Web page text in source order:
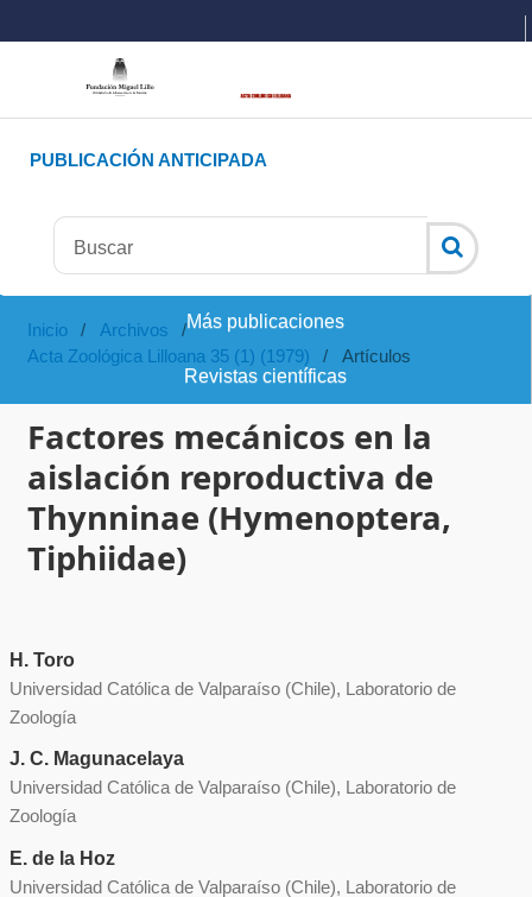
Más publicaciones
Revistas científicas
PUBLICACIÓN ANTICIPADA
Inicio / Archivos
/
Acta Zoológica Lilloana 35 (1) (1979)
/ Artículos
Factores mecánicos en la
aislación reproductiva de
Thynninae (Hymenoptera,
Tiphiidae)
H. Toro
Universidad Católica de Valparaíso (Chile), Laboratorio de
Zoología
J. C. Magunacelaya
Universidad Católica de Valparaíso (Chile), Laboratorio de
Zoología
E. de la Hoz
Universidad Católica de Valparaíso (Chile), Laboratorio de